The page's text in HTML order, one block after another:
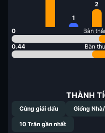
1
2
0 Bàn
0.44 Bàn
THÀNH
Cùng giải đấu Giống
10 Trận gần nhất